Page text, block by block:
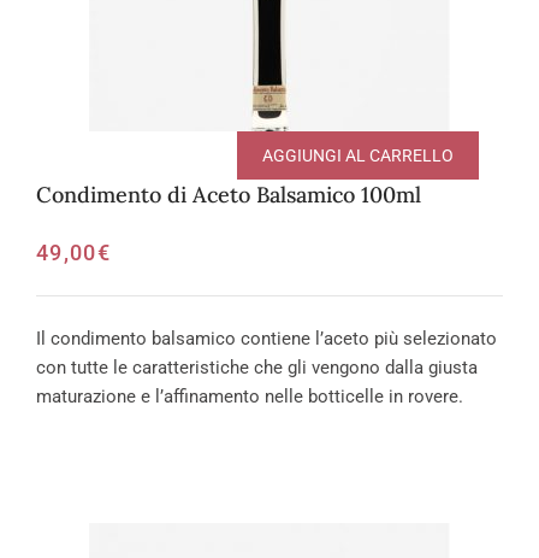
Condimento di Aceto Balsamico 100ml
49,00€
AGGIUNGI AL CARRELLO
Il condimento balsamico contiene l’aceto più selezionato
con tutte le caratteristiche che gli vengono dalla giusta
maturazione e l’affinamento nelle botticelle in rovere.